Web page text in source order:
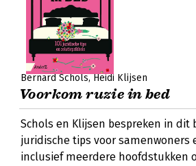
Bernard Schols Heidi Klijsen
Voorkom ruzie in bed
Schols en Klijsen bespreken in dit
juridische tips voor samenwoners
inclusief meerdere hoofdstukken